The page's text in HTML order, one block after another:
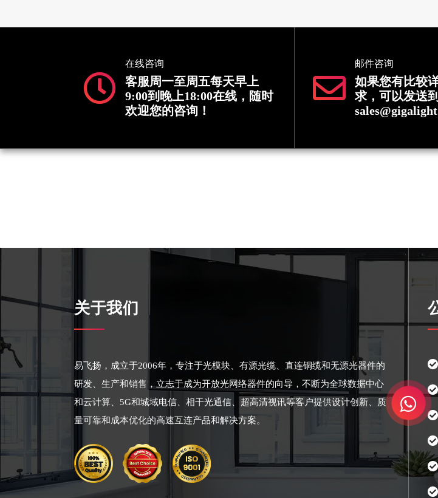
在线咨询
客服周一至周五每天早上
9:00到晚上18:00在线，随时
欢迎您的咨询！
邮件咨询
如果您有比较
求，可以发送
关于我们
易飞扬，成立于2006年，专注于光模块、有源光缆、直连铜缆和无源光器件的
研发、生产和销售，立志于成为开放光网络器件的向导，不断为全球数据中心
和云计算、5G和城域电信、相干光通信、超高清视讯等客户提供设计创新、质
量可靠和成本优化的高速互连产品和解决方案。